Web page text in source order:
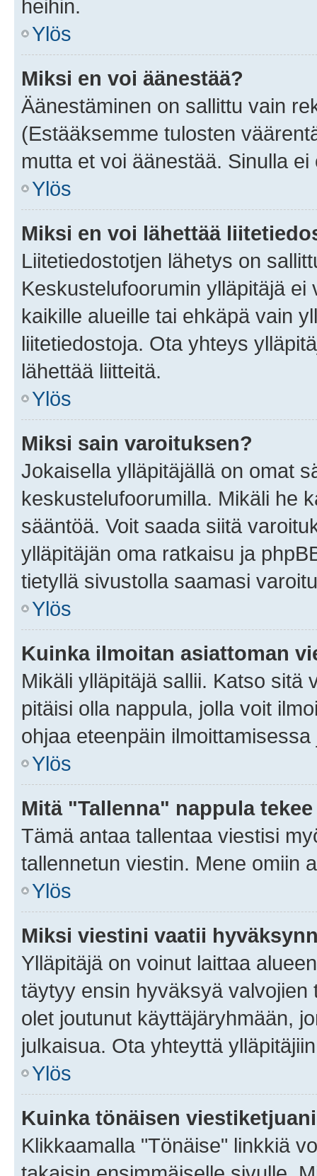
heihin.
Ylös
Miksi en voi äänestää?
Äänestäminen on sallittu vain
(Estääksemme tulosten
mutta et voi äänestää. Sinulla
Ylös
Miksi en voi lähettää
Liitetiedostotjen lähetys on
Keskustelufoorumin ylläpitäjä
kaikille alueille tai ehkäpä vain
liitetiedostoja. Ota yhteys
lähettää liitteitä.
Ylös
Miksi sain varoituksen?
Jokaisella ylläpitäjällä on omat
keskustelufoorumilla. Mikäli he
sääntöä. Voit saada siitä
ylläpitäjän oma ratkaisu ja
tietyllä sivustolla saamasi
Ylös
Kuinka ilmoitan asiattoman
Mikäli ylläpitäjä sallii. Katso sitä
pitäisi olla nappula, jolla voit
ohjaa eteenpäin
Ylös
Mitä "Tallenna" nappula
Tämä antaa tallentaa viestisi
tallennetun viestin. Mene omiin
Ylös
Miksi viestini vaatii
Ylläpitäjä on voinut laittaa
täytyy ensin hyväksyä
olet joutunut käyttäjäryhmään,
julkaisua. Ota yhteyttä
Ylös
Kuinka tönäisen
Klikkaamalla "Tönäise" linkkiä